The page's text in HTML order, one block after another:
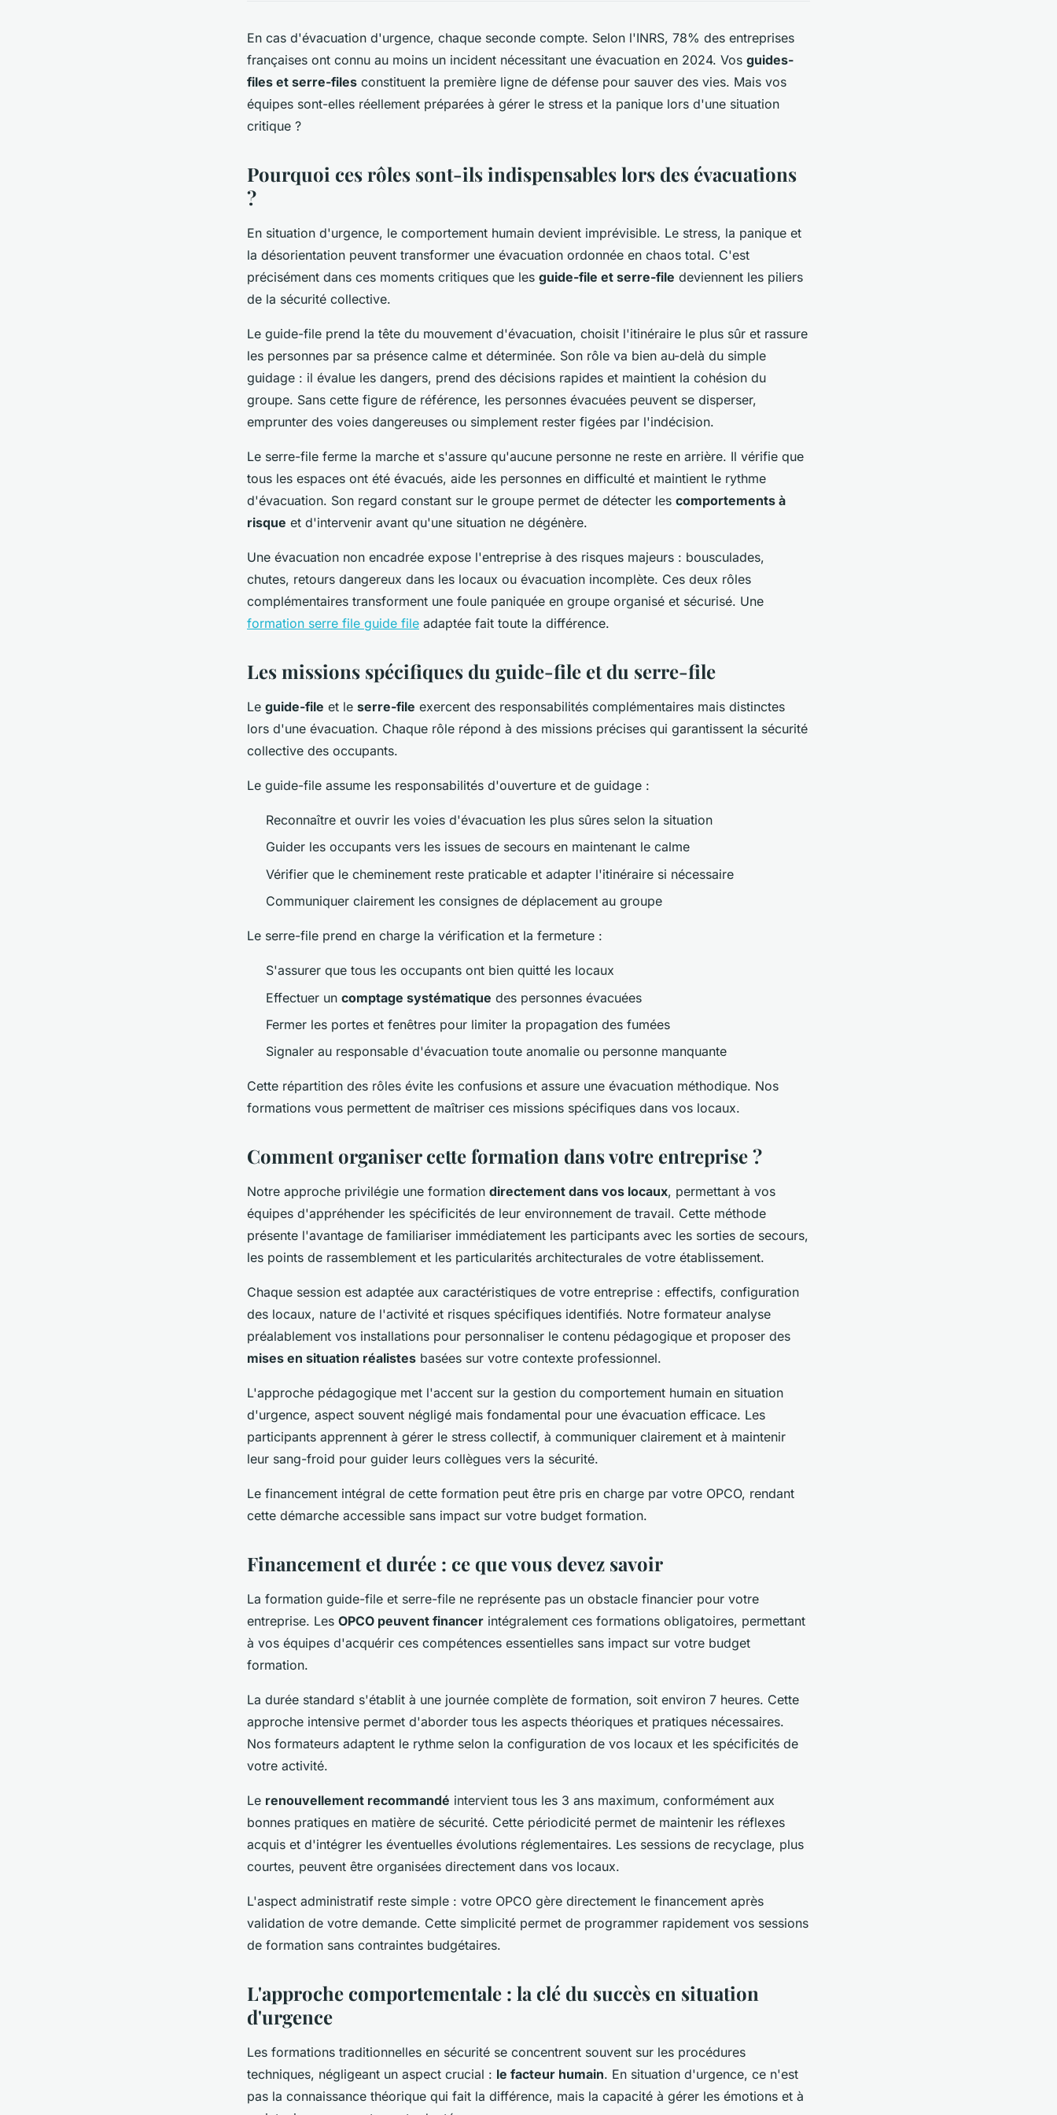
En cas d'évacuation d'urgence, chaque seconde compte. Selon l'INRS, 78% des entreprises
françaises ont connu au moins un incident nécessitant une évacuation en 2024. Vos guides-
files et serre-files constituent la première ligne de défense pour sauver des vies. Mais vos
équipes sont-elles réellement préparées à gérer le stress et la panique lors d'une situation
critique ?
Pourquoi ces rôles sont-ils indispensables lors des évacuations
?
En situation d'urgence, le comportement humain devient imprévisible. Le stress, la panique et
la désorientation peuvent transformer une évacuation ordonnée en chaos total. C'est
précisément dans ces moments critiques que les guide-file et serre-file deviennent les piliers
de la sécurité collective.
Le guide-file prend la tête du mouvement d'évacuation, choisit l'itinéraire le plus sûr et rassure
les personnes par sa présence calme et déterminée. Son rôle va bien au-delà du simple
guidage : il évalue les dangers, prend des décisions rapides et maintient la cohésion du
groupe. Sans cette figure de référence, les personnes évacuées peuvent se disperser,
emprunter des voies dangereuses ou simplement rester figées par l'indécision.
Le serre-file ferme la marche et s'assure qu'aucune personne ne reste en arrière. Il vérifie que
tous les espaces ont été évacués, aide les personnes en difficulté et maintient le rythme
d'évacuation. Son regard constant sur le groupe permet de détecter les comportements à
risque et d'intervenir avant qu'une situation ne dégénère.
Une évacuation non encadrée expose l'entreprise à des risques majeurs : bousculades,
chutes, retours dangereux dans les locaux ou évacuation incomplète. Ces deux rôles
complémentaires transforment une foule paniquée en groupe organisé et sécurisé. Une
formation serre file guide file adaptée fait toute la différence.
Les missions spécifiques du guide-file et du serre-file
Le guide-file et le serre-file exercent des responsabilités complémentaires mais distinctes
lors d'une évacuation. Chaque rôle répond à des missions précises qui garantissent la sécurité
collective des occupants.
Le guide-file assume les responsabilités d'ouverture et de guidage :
Reconnaître et ouvrir les voies d'évacuation les plus sûres selon la situation
Guider les occupants vers les issues de secours en maintenant le calme
Vérifier que le cheminement reste praticable et adapter l'itinéraire si nécessaire
Communiquer clairement les consignes de déplacement au groupe
Le serre-file prend en charge la vérification et la fermeture :
S'assurer que tous les occupants ont bien quitté les locaux
Effectuer un comptage systématique des personnes évacuées
Fermer les portes et fenêtres pour limiter la propagation des fumées
Signaler au responsable d'évacuation toute anomalie ou personne manquante
Cette répartition des rôles évite les confusions et assure une évacuation méthodique. Nos
formations vous permettent de maîtriser ces missions spécifiques dans vos locaux.
Comment organiser cette formation dans votre entreprise ?
Notre approche privilégie une formation directement dans vos locaux, permettant à vos
équipes d'appréhender les spécificités de leur environnement de travail. Cette méthode
présente l'avantage de familiariser immédiatement les participants avec les sorties de secours,
les points de rassemblement et les particularités architecturales de votre établissement.
Chaque session est adaptée aux caractéristiques de votre entreprise : effectifs, configuration
des locaux, nature de l'activité et risques spécifiques identifiés. Notre formateur analyse
préalablement vos installations pour personnaliser le contenu pédagogique et proposer des
mises en situation réalistes basées sur votre contexte professionnel.
L'approche pédagogique met l'accent sur la gestion du comportement humain en situation
d'urgence, aspect souvent négligé mais fondamental pour une évacuation efficace. Les
participants apprennent à gérer le stress collectif, à communiquer clairement et à maintenir
leur sang-froid pour guider leurs collègues vers la sécurité.
Le financement intégral de cette formation peut être pris en charge par votre OPCO, rendant
cette démarche accessible sans impact sur votre budget formation.
Financement et durée : ce que vous devez savoir
La formation guide-file et serre-file ne représente pas un obstacle financier pour votre
entreprise. Les OPCO peuvent financer intégralement ces formations obligatoires, permettant
à vos équipes d'acquérir ces compétences essentielles sans impact sur votre budget
formation.
La durée standard s'établit à une journée complète de formation, soit environ 7 heures. Cette
approche intensive permet d'aborder tous les aspects théoriques et pratiques nécessaires.
Nos formateurs adaptent le rythme selon la configuration de vos locaux et les spécificités de
votre activité.
Le renouvellement recommandé intervient tous les 3 ans maximum, conformément aux
bonnes pratiques en matière de sécurité. Cette périodicité permet de maintenir les réflexes
acquis et d'intégrer les éventuelles évolutions réglementaires. Les sessions de recyclage, plus
courtes, peuvent être organisées directement dans vos locaux.
L'aspect administratif reste simple : votre OPCO gère directement le financement après
validation de votre demande. Cette simplicité permet de programmer rapidement vos sessions
de formation sans contraintes budgétaires.
L'approche comportementale : la clé du succès en situation
d'urgence
Les formations traditionnelles en sécurité se concentrent souvent sur les procédures
techniques, négligeant un aspect crucial : le facteur humain. En situation d'urgence, ce n'est
pas la connaissance théorique qui fait la différence, mais la capacité à gérer les émotions et à